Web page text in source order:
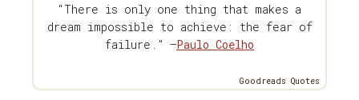
“There is only one thing that makes a
dream impossible to achieve: the fear of
failure.” —Paulo Coelho
Goodreads Quotes